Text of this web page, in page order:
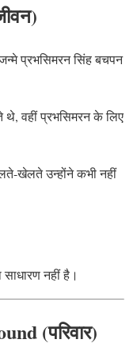
प्रभसिमरन सिंह बचपन
थे, वहीं प्रभसिमरन के लिए
खेलते उन्होंने कभी नहीं
नहीं है।
(परिवार)